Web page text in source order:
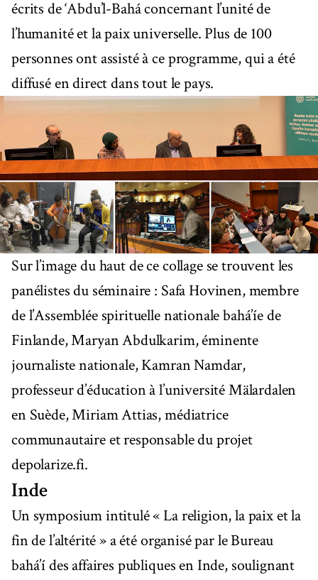
écrits de ‘Abdu’l-Bahá concernant l’unité de
l’humanité et la paix universelle. Plus de 100
personnes ont assisté à ce programme, qui a été
diffusé en direct dans tout le pays.
Sur l’image du haut de ce collage se trouvent les
panélistes du séminaire : Safa Hovinen, membre
de l’Assemblée spirituelle nationale bahá’íe de
Finlande, Maryan Abdulkarim, éminente
journaliste nationale, Kamran Namdar,
professeur d’éducation à l’université Mälardalen
en Suède, Miriam Attias, médiatrice
communautaire et responsable du projet
depolarize.fi.
Inde
Un symposium intitulé « La religion, la paix et la
fin de l’altérité » a été organisé par le Bureau
bahá’í des affaires publiques en Inde, soulignant